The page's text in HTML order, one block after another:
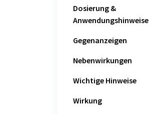
Dosierung &
Anwendungshinweise
Gegenanzeigen
Nebenwirkungen
Wichtige Hinweise
Wirkung